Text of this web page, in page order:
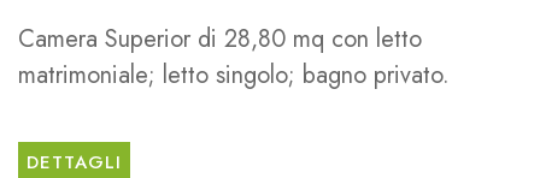
Camera Superior di 28,80 mq con letto
matrimoniale; letto singolo; bagno privato.
DETTAGLI